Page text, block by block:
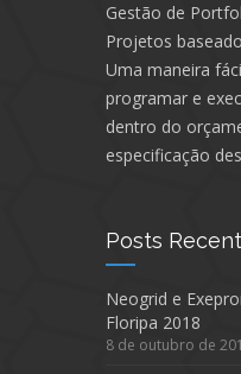
Gestão de
Projetos
Uma maneira
programar e
dentro do
especificação
Posts
Neogrid e
Floripa 2018
8 de outubro de